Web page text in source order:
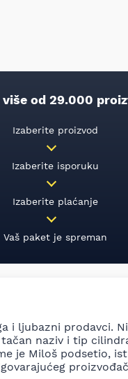
više od 29.000
Izaberite proizvod
Izaberite isporuku
Izaberite plaćanje
Vaš paket je spreman
i ljubazni prodavci.
naziv i tip
je Miloš podsetio,